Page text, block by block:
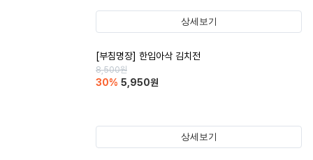
상세보기
[부침명장] 한입아삭 김치전
8,500원
30% 5,950원
상세보기